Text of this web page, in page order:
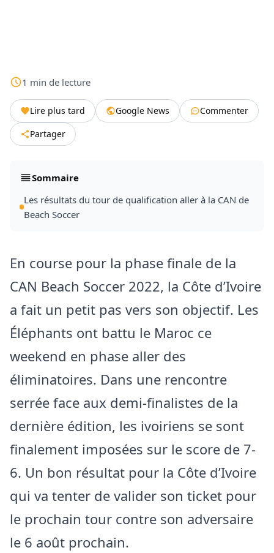
1 min de lecture
Lire plus tard Google News
Commenter
Partager
Sommaire
Les résultats du tour de qualification aller à la CAN de
Beach Soccer
En course pour la phase finale de la
CAN Beach Soccer 2022, la Côte d’Ivoire
a fait un petit pas vers son objectif. Les
Éléphants ont battu le Maroc ce
weekend en phase aller des
éliminatoires. Dans une rencontre
serrée face aux demi-finalistes de la
dernière édition, les ivoiriens se sont
finalement imposées sur le score de 7-
6. Un bon résultat pour la Côte d’Ivoire
qui va tenter de valider son ticket pour
le prochain tour contre son adversaire
le 6 août prochain.